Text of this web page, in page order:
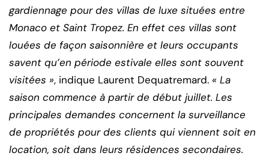
gardiennage pour des villas de luxe situées entre
Monaco et Saint Tropez. En effet ces villas sont
louées de façon saisonnière et leurs occupants
savent qu’en période estivale elles sont souvent
visitées », indique Laurent Dequatremard. « La
saison commence à partir de début juillet. Les
principales demandes concernent la surveillance
de propriétés pour des clients qui viennent soit en
location, soit dans leurs résidences secondaires.